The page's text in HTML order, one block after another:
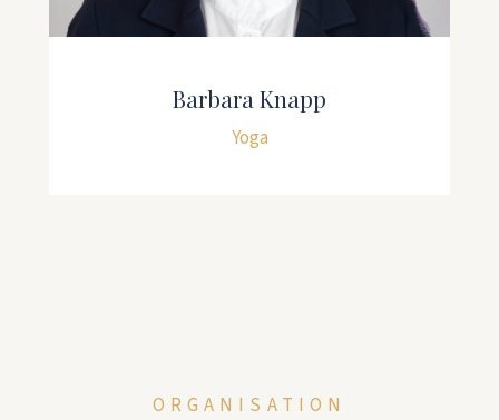
Barbara Knapp
Yoga
ORGANISATION